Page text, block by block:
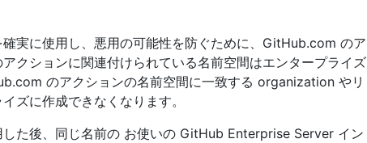
実に使用し、悪用の可能性を防ぐために、GitHub.com のア
クションに関連付けられている名前空間はエンタープライズ
のアクションの名前空間に一致する organization やリ
ズに作成できなくなります。
た後、同じ名前の お使いの GitHub Enterprise Server イン